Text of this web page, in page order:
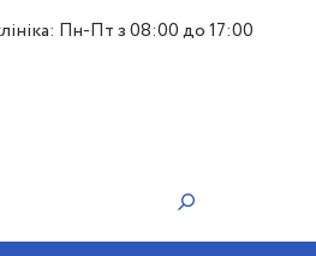
Пн-Пт з 08:00 до 17:00